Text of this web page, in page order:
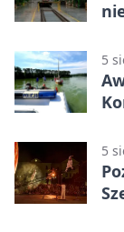
5
5